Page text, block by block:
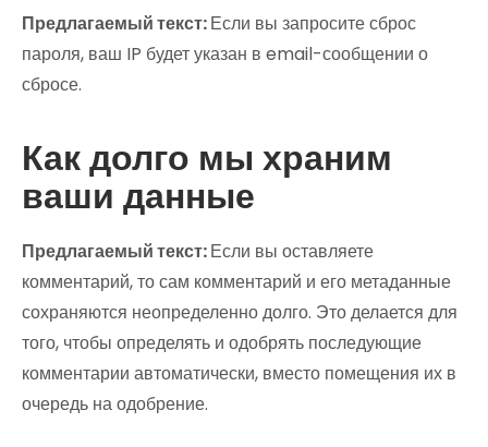
Предлагаемый текст:Если вы запросите сброс
пароля, ваш IP будет указан в email-сообщении о
сбросе.
Как долго мы храним
ваши данные
Предлагаемый текст:Если вы оставляете
комментарий, то сам комментарий и его метаданные
сохраняются неопределенно долго. Это делается для
того, чтобы определять и одобрять последующие
комментарии автоматически, вместо помещения их в
очередь на одобрение.